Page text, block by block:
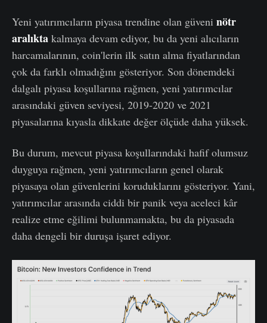
Yeni yatırımcıların piyasa trendine olan güveni nötr
aralıkta kalmaya devam ediyor, bu da yeni alıcıların
harcamalarının, coin'lerin ilk satın alma fiyatlarından
çok da farklı olmadığını gösteriyor. Son dönemdeki
dalgalı piyasa koşullarına rağmen, yeni yatırımcılar
arasındaki güven seviyesi, 2019-2020 ve 2021
piyasalarına kıyasla dikkate değer ölçüde daha yüksek.
Bu durum, mevcut piyasa koşullarındaki hafif olumsuz
duyguya rağmen, yeni yatırımcıların genel olarak
piyasaya olan güvenlerini koruduklarını gösteriyor. Yani,
yatırımcılar arasında ciddi bir panik veya aceleci kâr
realize etme eğilimi bulunmamakta, bu da piyasada
daha dengeli bir duruşa işaret ediyor.